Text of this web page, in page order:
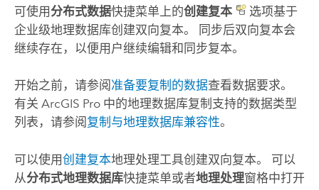
可使用分布式数据快捷菜单上的创建复本
选项基于
企业级地理数据库创建双向复本。 同步后双向复本会
继续存在，以便用户继续编辑和同步复本。
开始之前，请参阅 准备要复制的数据查看数据要求。
有关 ArcGIS Pro中的地理数据库复制支持的数据类型
列表，请参阅 复制与地理数据库兼容性。
可以使用创建复本地理处理工具创建双向复本。 可以
从分布式地理数据库快捷菜单或者地理处理窗格中打开